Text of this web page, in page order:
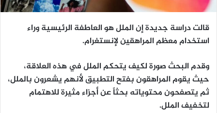
قالت دراسة جديدة إن الملل هو العاطفة الرئيسية وراء
استخدام معظم المراهقين لإنستغرام.
وقدم البحث صورة لكيف يتحكم الملل في هذه العلاقة،
حيث يقوم المراهقون بفتح التطبيق لأنهم يشعرون بالملل،
ثم يتصفحون محتوياته بحثاً عن أجزاء مثيرة للاهتمام
لتخفيف الملل.